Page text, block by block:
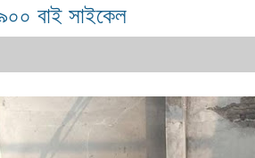
বাই সাইকেল